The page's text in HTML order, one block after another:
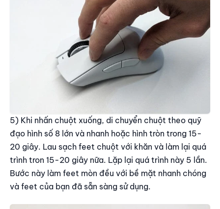
5) Khi nhấn chuột xuống, di chuyển chuột theo quỹ
đạo hình số 8 lớn và nhanh hoặc hình tròn trong 15-
20 giây. Lau sạch feet chuột với khăn và làm lại quá
trình tron 15-20 giây nữa. Lặp lại quá trình này 5 lần.
Bước này làm feet mòn đều với bề mặt nhanh chóng
và feet của bạn đã sẵn sàng sử dụng.